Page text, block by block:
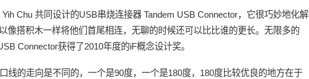
Chu 共同设计的USB串烧连接器 Tandem USB Connector，它很巧妙地化解
像搭积木一样将他们首尾相连，无聊的时候还可以比比谁的更长。无限多的
Connector获得了2010年度的iF概念设计奖。
线的走向是不同的，一个是90度，一个是180度，180度比较优良的地方在于